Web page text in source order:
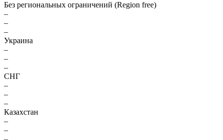
Без региональных ограничений (Region free)
–
–
–
Украина
–
–
–
СНГ
–
–
–
Казахстан
–
–